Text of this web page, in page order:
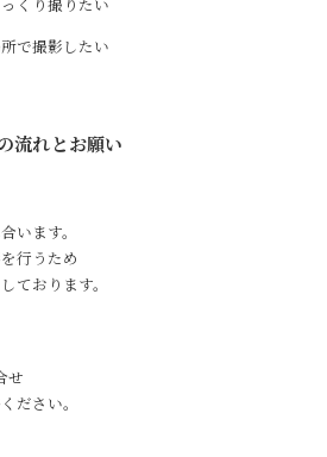
で撮影したい
流れとお願い
います。
行うため
ております。
せ
ださい。